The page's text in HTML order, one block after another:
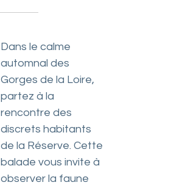
Dans le calme
automnal des
Gorges de la Loire,
partez à la
rencontre des
discrets habitants
de la Réserve. Cette
balade vous invite à
observer la faune